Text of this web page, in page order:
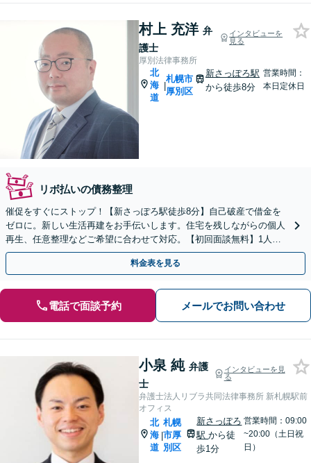
村上 充洋 弁
護士
インタビューを
見る
厚別法律事務所
北
海
道
|
札幌市
厚別区
新さっぽろ駅
から徒歩8分
営業時間：
本日定休日
リボ払いの債務整理
催促をすぐにストップ！【新さっぽろ駅徒歩8分】自己破産で借金を
ゼロに。新しい生活再建をお手伝いします。住宅を残しながらの個人
再生、任意整理などご希望に合わせて対応。【初回面談無料】1人で
抱え込まず、お気軽にご相談ください。
料金表を見る
電話で面談予約 メールでお問い合わせ
小泉 純 弁護
士
インタビューを見
る
弁護士法人リブラ共同法律事務所 新札幌駅前
オフィス
北
海
道
|
札幌
市厚
別区
新さっぽろ
駅から徒
歩1分
営業時間：09:00
~20:00（土日祝
日）